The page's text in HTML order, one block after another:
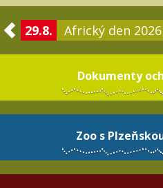
29.8. Africký den 2026
Dokumenty
Zoo s